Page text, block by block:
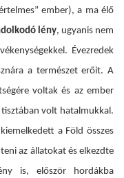
ember), a ma élő
lény, ugyanis nem
Évezredek
a természet erőit. A
voltak és az ember
volt hatalmukkal.
a Föld összes
az állatokat és elkezdte
is, először hordákba